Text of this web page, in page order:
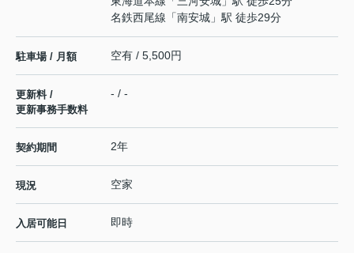
名鉄西尾線 「南安城 」駅 徒歩29分
駐車場 / 月額 空有 / 5,500円
更新料 /
更新事務手数料
- / -
契約期間 2年
現況 空家
入居可能日 即時